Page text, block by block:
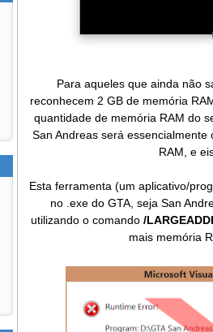
Para aqueles que ainda não
reconhecem 2 GB de memória
quantidade de memória RAM do
San Andreas será
RAM, e
Esta ferramenta (um aplicativo/
no .exe do GTA, seja San
utilizando o comando /
mais memória